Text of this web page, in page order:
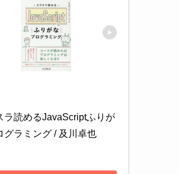
ラ読めるJavaScriptふりが
グラミング / 及川卓也